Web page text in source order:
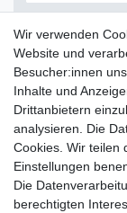
Filter
Türen,
Wir verwenden
Website und
Besucher:innen
Inhalte und
Drittanbietern
analysieren. Die
Cookies. Wir teilen
Einstellungen
Die
berechtigten